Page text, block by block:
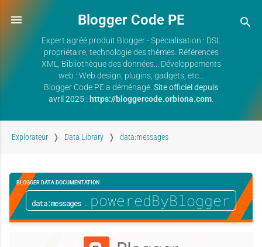
Blogger Code PE
Expert agréé produit Blogger - Spécialisation : DSL
propriétaire, technologie des thèmes. Références
XML, Bibliothèque des données... Développements
web : Web design, plugins, gadgets, etc...
Blogger Code PE a déménagé. Site officiel depuis
avril 2025 : https://bloggercode.orbiona.com.
Explorateur Data Library data:messages
data:messages.poweredByBlogger
BLOGGER DATA DOCUMENTATION